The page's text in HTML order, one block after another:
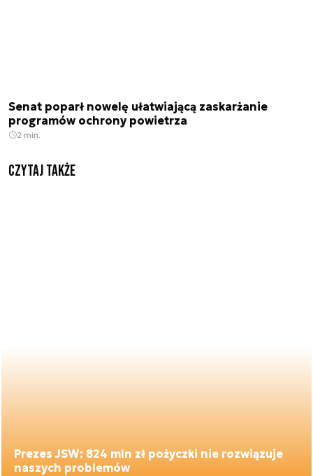
Senat poparł nowelę ułatwiającą zaskarżanie
programów ochrony powietrza
2 min.
Czytaj także
Prezes JSW: 824 mln zł pożyczki nie rozwiązuje
naszych problemów